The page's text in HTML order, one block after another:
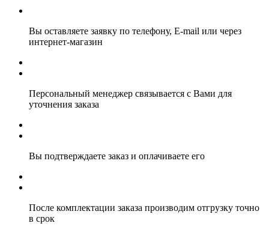
Вы оставляете заявку по телефону, E-mail или через
интернет-магазин
Персональный менеджер связывается с Вами для
уточнения заказа
Вы подтверждаете заказ и оплачиваете его
После комплектации заказа производим отгрузку точно
в срок